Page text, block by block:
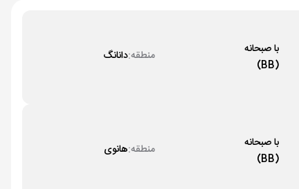
با صبحانه
(BB)
منطقه:دانانگ
با صبحانه
(BB)
منطقه:هانوی